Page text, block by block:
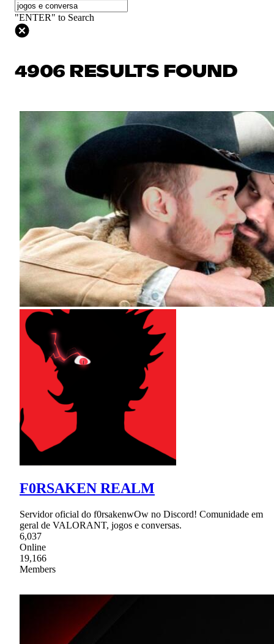
"ENTER" to Search
4906 RESULTS FOUND
F0RSAKEN REALM
Servidor oficial do f0rsakenwOw no Discord! Comunidade em
geral de VALORANT, jogos e conversas.
6,037
Online
19,166
Members